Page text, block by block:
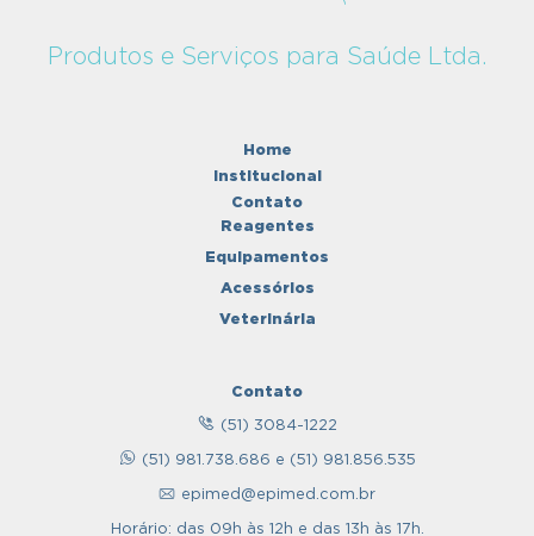
Produtos e Serviços para Saúde Ltda.
Home
Institucional
Contato
Reagentes
Equipamentos
Acessórios
Veterinária
Contato
(51) 3084-1222
(51) 981.738.686 e (51) 981.856.535
epimed@epimed.com.br
Horário: das 09h às 12h e das 13h às 17h.